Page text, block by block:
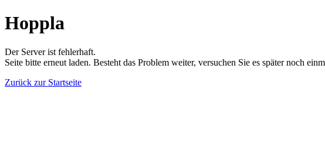
Hoppla
Der Server ist fehlerhaft.
Seite bitte erneut laden. Besteht das Problem weiter, versuchen Sie es später noch
Zurück zur Startseite